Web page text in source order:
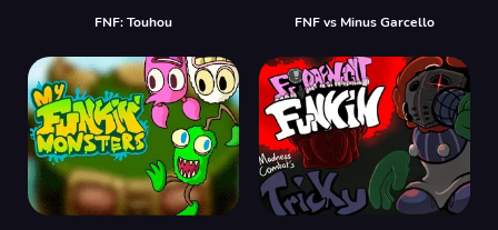
FNF: Touhou FNF vs Minus Garcello